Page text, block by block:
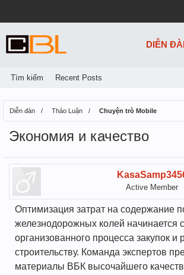
Diễn đàn Thảo Luận Chuyện trò Mobile
Экономия и качество
Active Member
Оптимизация затрат на содержание
железнодорожных колей начинается
организованного процесса закупок и
строительству. Команда экспертов
материалы ВБК высочайшего
DIỄN
Tìm kiếm Recent Posts